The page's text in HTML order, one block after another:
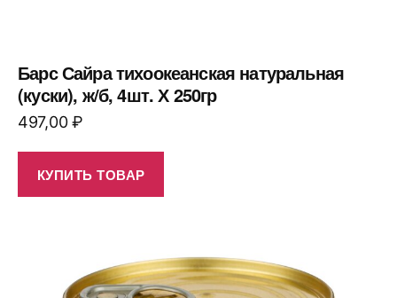
Барс Сайра тихоокеанская натуральная
(куски), ж/б, 4шт. Х 250гр
497,00₽
КУПИТЬ ТОВАР